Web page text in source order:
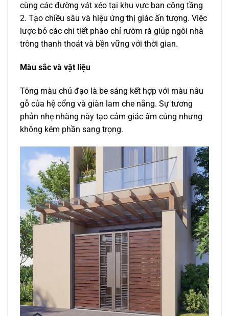
cùng các đường vát xéo tại khu vực ban công tầng
2. Tạo chiều sâu và hiệu ứng thị giác ấn tượng. Việc
lược bỏ các chi tiết phào chỉ rườm rà giúp ngôi nhà
trông thanh thoát và bền vững với thời gian.
Màu sắc và vật liệu
Tông màu chủ đạo là be sáng kết hợp với màu nâu
gỗ của hệ cổng và giàn lam che nắng. Sự tương
phản nhẹ nhàng này tạo cảm giác ấm cúng nhưng
không kém phần sang trọng.